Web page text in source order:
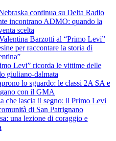
continua su Delta Radio
incontrano ADMO: quando la
scelta
Barzotti al “Primo Levi”
per raccontare la storia di
Levi” ricorda le vittime delle
giuliano-dalmata
lo sguardo: le classi 2A SA e
con il GMA
che lascia il segno: il Primo Levi
di San Patrignano
una lezione di coraggio e